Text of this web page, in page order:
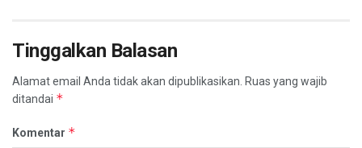
Tinggalkan Balasan
Alamat email Anda tidak akan dipublikasikan. Ruas yang wajib
ditandai *
Komentar *